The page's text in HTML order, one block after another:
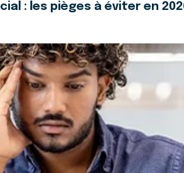
: les pièges à éviter en